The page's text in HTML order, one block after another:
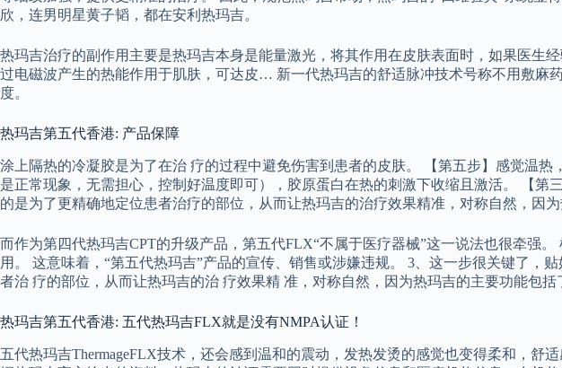
欣，连男明星黄子韬，都在安利热玛吉。
热玛吉治疗的副作用主要是热玛吉本身是能量激光，将其作用在皮肤表面时，如果医
过电磁波产生的热能作用于肌肤，可达皮… 新一代热玛吉的舒适脉冲技术号称不用敷麻
度。
热玛吉第五代香港: 产品保障
涂上隔热的冷凝胶是为了在治 疗的过程中避免伤害到患者的皮肤。 【第五步】感觉温
是正常现象，无需担心，控制好温度即可），胶原蛋白在热的刺激下收缩且激活。 【
的是为了更精确地定位患者治疗的部位，从而让热玛吉的治疗效果精准，对称自然，因
而作为第四代热玛吉CPT的升级产品，第五代FLX“不属于医疗器械”这一说法也很牵强
用。 这意味着，“第五代热玛吉”产品的宣传、销售或涉嫌违规。 3、这一步很关键了
者治 疗的部位，从而让热玛吉的治 疗效果精 准，对称自然，因为热玛吉的主要功能包括
热玛吉第五代香港: 五代热玛吉FLX就是没有NMPA认证！
五代热玛吉ThermageFLX技术，还会感到温和的震动，发热发烫的感觉也变得柔和，舒